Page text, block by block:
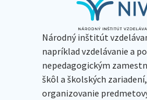
Národný inštitút
napríklad vzdelávanie a
nepedagogickým
škôl a školských
organizovanie